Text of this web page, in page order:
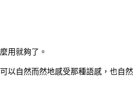
用就夠了。
以自然而然地感受那種語感，也自然